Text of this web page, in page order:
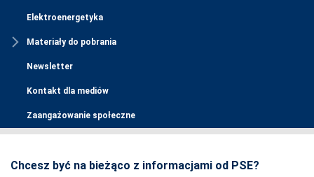
Elektroenergetyka
Materiały do pobrania
Newsletter
Kontakt dla mediów
Zaangażowanie społeczne
Chcesz być na bieżąco z informacjami od PSE?